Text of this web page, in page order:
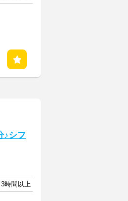
♪シフ
時間以上